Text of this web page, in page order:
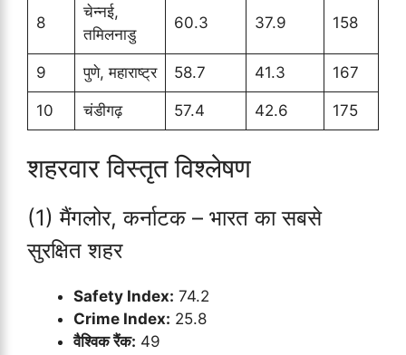
8
चेन्नई,
तमिलनाडु
60.3 37.9 158
9 पुणे, महाराष्ट्र 58.7 41.3 167
10 चंडीगढ़ 57.4 42.6 175
शहरवार विस्तृत विश्लेषण
(1) मैंगलोर, कर्नाटक – भारत का सबसे
सुरक्षित शहर
Safety Index: 74.2
Crime Index: 25.8
वैश्विक रैंक: 49